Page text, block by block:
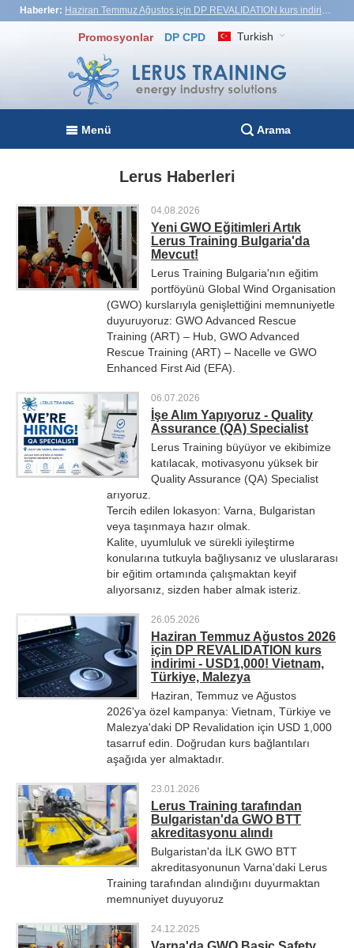
Haberler: Haziran Temmuz Ağustos için DP REVALIDATION kurs indirimi - USD1,000! Vietnam, Türkiye, Malezya
Promosyonlar DP CPD Turkish
Menü Arama
Lerus Haberleri
04.08.2026
Yeni GWO Eğitimleri Artık
Lerus Training Bulgaria'da
Mevcut!
Lerus Training Bulgaria'nın eğitim
portföyünü Global Wind Organisation
(GWO) kurslarıyla genişlettiğini memnuniyetle
duyuruyoruz: GWO Advanced Rescue
Training (ART) – Hub, GWO Advanced
Rescue Training (ART) – Nacelle ve GWO
Enhanced First Aid (EFA).
06.07.2026
İşe Alım Yapıyoruz - Quality
Assurance (QA) Specialist
Lerus Training büyüyor ve ekibimize
katılacak, motivasyonu yüksek bir
Quality Assurance (QA) Specialist
arıyoruz.
Tercih edilen lokasyon: Varna, Bulgaristan
veya taşınmaya hazır olmak.
Kalite, uyumluluk ve sürekli iyileştirme
konularına tutkuyla bağlıysanız ve uluslararası
bir eğitim ortamında çalışmaktan keyif
alıyorsanız, sizden haber almak isteriz.
26.05.2026
Haziran Temmuz Ağustos 2026
için DP REVALIDATION kurs
indirimi - USD1,000! Vietnam,
Türkiye, Malezya
Haziran, Temmuz ve Ağustos
2026'ya özel kampanya: Vietnam, Türkiye ve
Malezya'daki DP Revalidation için USD 1,000
tasarruf edin. Doğrudan kurs bağlantıları
aşağıda yer almaktadır.
23.01.2026
Lerus Training tarafından
Bulgaristan'da GWO BTT
akreditasyonu alındı
Bulgaristan'da İLK GWO BTT
akreditasyonunun Varna'daki Lerus
Training tarafından alındığını duyurmaktan
memnuniyet duyuyoruz
24.12.2025